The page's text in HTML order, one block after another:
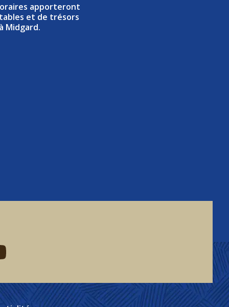
apporteront
et de trésors
Midgard.
me on youtube